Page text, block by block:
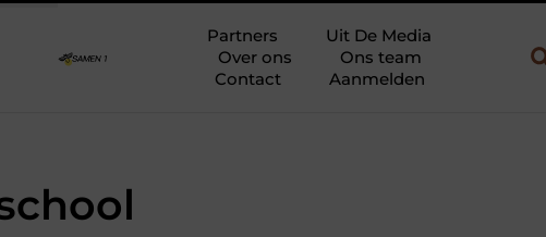
Partners
Uit De Media
Over ons
Ons team
Contact
Aanmelden